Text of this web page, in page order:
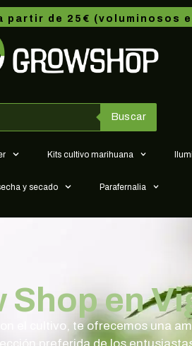
partir de 25€ (voluminosos
Buscar
Kits cultivo marihuana
y secado Parafernalia
Shop en
el cultivo, te ofrecemos una